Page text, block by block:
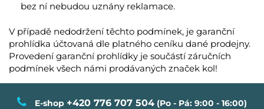
bez ní nebudou uznány reklamace.
V případě nedodržení těchto podmínek, je garanční
prohlídka účtovaná dle platného ceníku dané prodejny.
Provedení garanční prohlídky je součástí záručních
podmínek všech námi prodávaných značek kol!
E-shop +420 776 707 504 (Po - Pá: 9:00 - 16:00)